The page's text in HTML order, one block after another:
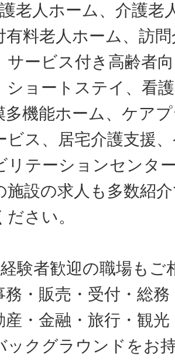
老人ホーム、介護老
有料老人ホーム、訪
サービス付き高齢者
ショートステイ、看
多機能ホーム、ケア
ビス、居宅介護支援
リテーションセンタ
施設の求人も多数紹
さい。
験者歓迎の職場もご
務・販売・受付・総
産・金融・旅行・観
ックグラウンドをお